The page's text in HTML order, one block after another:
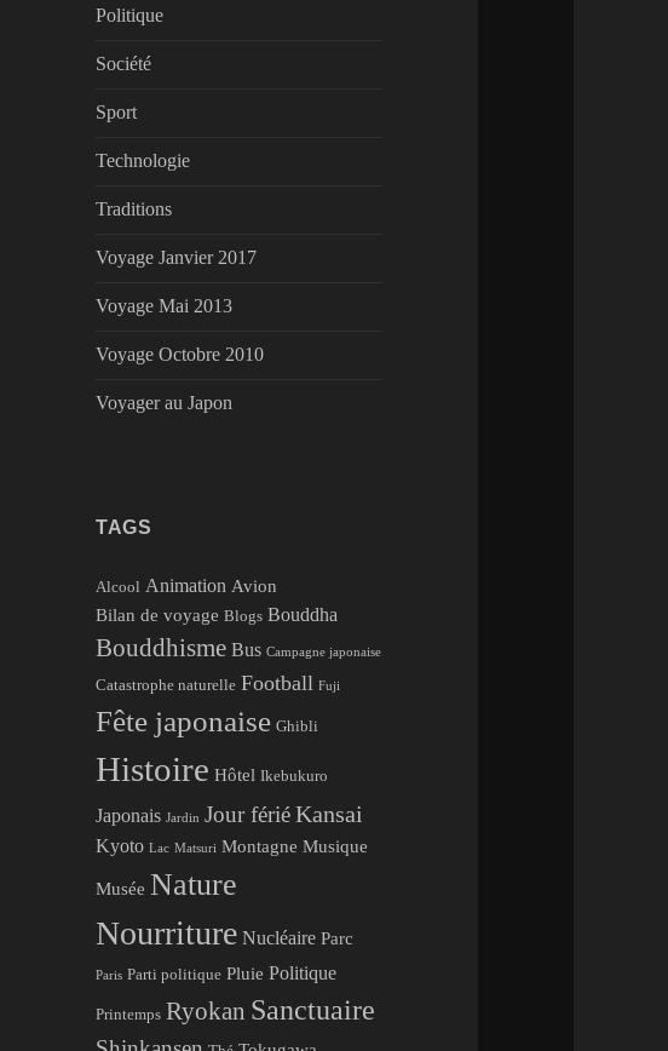
Politique
Société
Sport
Technologie
Traditions
Voyage Janvier 2017
Voyage Mai 2013
Voyage Octobre 2010
Voyager au Japon
TAGS
Alcool Animation Avion
Bilan de voyage Blogs Bouddha
Bouddhisme Bus Campagne japonaise
Catastrophe naturelle Football Fuji
Fête japonaise Ghibli
Histoire Hôtel Ikebukuro
Japonais Jardin Jour fériéKansai
Kyoto Lac Matsuri Montagne Musique
Musée Nature
Nourriture Nucléaire Parc
Paris Parti politique Pluie Politique
Printemps Ryokan Sanctuaire